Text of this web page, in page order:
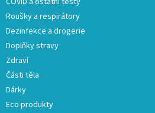
Roušky a respirátory
Dezinfekce a drogerie
Doplňky stravy
Zdraví
Části těla
Dárky
Eco produkty